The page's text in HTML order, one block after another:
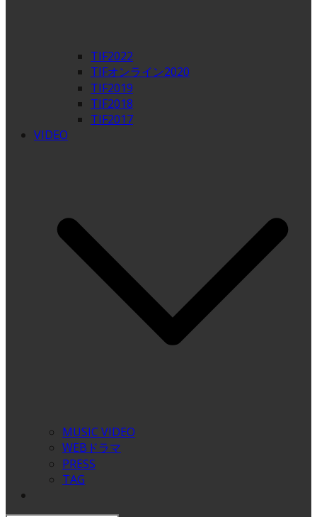
TIF2022
TIFオンライン2020
TIF2019
TIF2018
TIF2017
VIDEO
MUSIC VIDEO
WEBドラマ
PRESS
TAG